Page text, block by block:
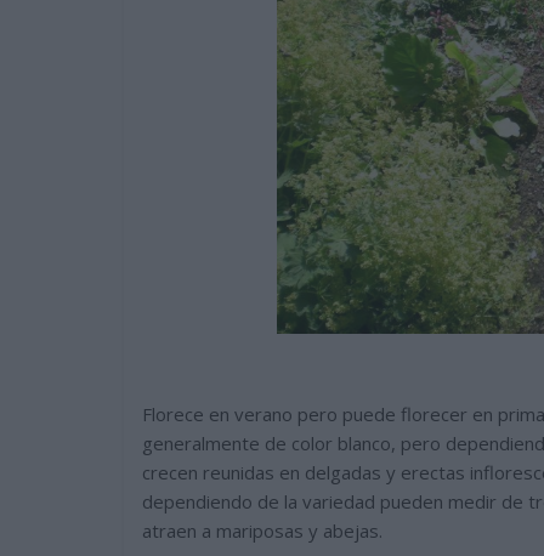
Florece en verano pero puede florecer en
generalmente de color blanco, pero
crecen reunidas en delgadas y erectas
dependiendo de la variedad pueden medir de
atraen a mariposas y abejas.